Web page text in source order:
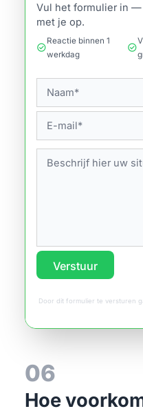
Vul het formulier in
met je op.
check_circle
Reactie binnen 1
werkdag
check_circle
Verstuur
Door dit formulier te versturen
06
Hoe